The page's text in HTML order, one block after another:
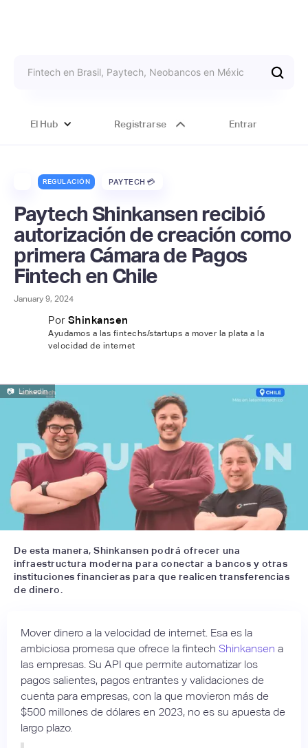
El Hub Registrarse Entrar
REGULACIÓN PAYTECH 💳
Paytech Shinkansen recibió
autorización de creación como
primera Cámara de Pagos
Fintech en Chile
January 9, 2024
Por Shinkansen
Ayudamos a las fintechs/startups a mover la plata a la
velocidad de internet
📷 LinkedIn
De esta manera, Shinkansen podrá ofrecer una
infraestructura moderna para conectar a bancos y otras
instituciones financieras para que realicen transferencias
de dinero.
Mover dinero a la velocidad de internet. Esa es la
ambiciosa promesa que ofrece la fintech Shinkansen a
las empresas. Su API que permite automatizar los
pagos salientes, pagos entrantes y validaciones de
cuenta para empresas, con la que movieron más de
$500 millones de dólares en 2023, no es su apuesta de
largo plazo.